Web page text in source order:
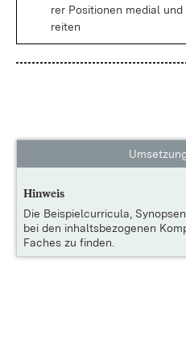
rer Po­si­tio­nen me­di­al
rei­ten
Hinweis
Die Beispielcurricula,
bei den inhaltsbezogenen
Faches zu finden.